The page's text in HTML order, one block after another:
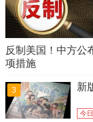
反制美国！中方公
项措施
3 新
今